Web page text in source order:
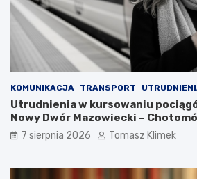
KOMUNIKACJA TRANSPORT
Utrudnienia w kursowaniu
Nowy Dwór Mazowiecki –
7 sierpnia 2026 Tomasz Klimek